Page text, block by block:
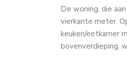
De woning, die
vierkante meter.
keuken/eetkamer
bovenverdieping,